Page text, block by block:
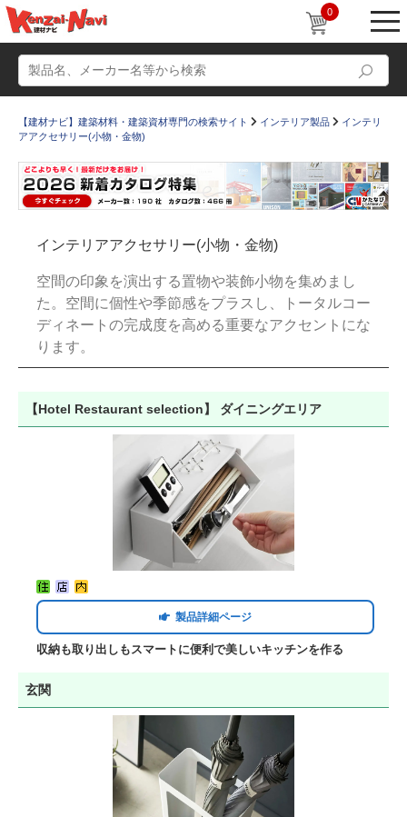
0
すまいリング 設計士インタビュー
Q＆A 販売・施工代理店募集
お気に入り
【建材ナビ】建築材料・建築資材専門の検索サイト インテリア製品
インテリ
アアクセサリー(小物・金物)
インテリアアクセサリー(小物・金物)
空間の印象を演出する置物や装飾小物を集めまし
た。空間に個性や季節感をプラスし、トータルコー
ディネートの完成度を高める重要なアクセントにな
ります。
【Hotel Restaurant selection】 ダイニングエリア
製品詳細ページ
収納も取り出しもスマートに便利で美しいキッチンを作る
玄関